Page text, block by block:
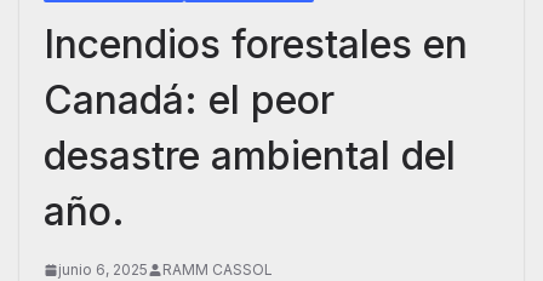
Incendios forestales en
Canadá: el peor
desastre ambiental del
año.
junio 6, 2025 RAMM CASSOL